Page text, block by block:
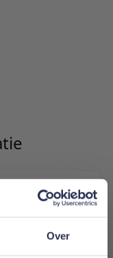
Over